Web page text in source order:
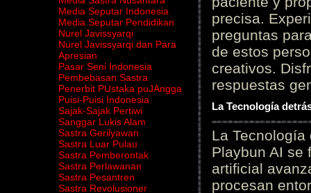
Media Seputar Indonesia
Media Seputar Pendidikan
Nurel Javissyarqi
Nurel Javissyarqi dan Para
Apresian
Pasar Seni Indonesia
Pembebasan Sastra
Penerbit PUstaka puJAngga
Puisi-Puisi Indonesia
Sajak-Sajak Pertiwi
Sanggar Lukis Alam
Sastra Gerilyawan
Sastra Luar Pulau
Sastra Pemberontak
Sastra Perlawanan
Sastra Pesantren
Sastra Revolusioner
precisa.
preguntas
de estos
creativos.
respuestas
La Tecnología
La
Playbun AI se
artificial
procesan